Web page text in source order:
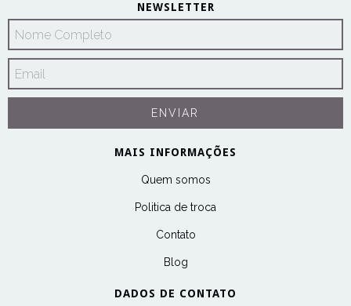
NEWSLETTER
MAIS INFORMAÇÕES
Quem somos
Politica de troca
Contato
Blog
DADOS DE CONTATO